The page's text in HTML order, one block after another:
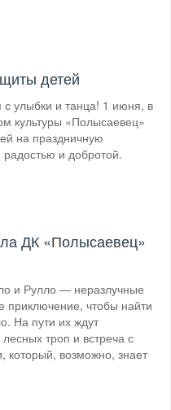
детей
с улыбки и танца! 1 июня, в
культуры «Полысаевец»
на праздничную
и добротой.
ДК «Полысаевец»
и Рулло — неразлучные
приключение, чтобы найти
На пути их ждут
троп и встреча с
который, возможно, знает